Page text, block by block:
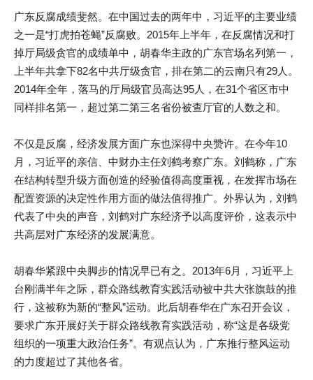
广东反腐成绩斐然。在中国过去的两年中，习近平的主要业绩
之一是“打虎拍苍蝇”反腐败。2015年上半年，在反腐情况和打
掉厅局级贪官的成绩单中，胡春华主政的广东官场名列第一，
上半年共拿下82名中共厅级贪官，排在第二的云南只有29人。
2014年全年，落马的厅局级官员高达95人，在31个省区市中
同样排名第一，超过第二第三名省份被查厅官的人数之和。
不仅是反腐，经济发展方面广东也深得中央赞许。在今年10
月，习近平的亲信、中财办主任刘鹤考察广东。刘鹤称，广东
在结构转型升级方面创造的经验值得高度重视，在发挥市场在
配置资源的决定性作用方面的做法值得推广。外界认为，刘鹤
代表了中央的声音，刘鹤对广东经济予以高度评价，这表示中
共高层对广东经济的发展满意。
胡春华紧跟中央脚步的情况早已有之。2013年6月，习近平上
台刚满半年之际，群众路线教育实践活动被中共大张旗鼓的推
行，这被称为新的“整风”运动。此后胡春华在广东召开会议，
要求广东开展好关于群众路线教育实践活动，称“这是各级党
组织的一项重大政治任务”。有观点认为，广东推行整风运动
的力度超过了其他各省。